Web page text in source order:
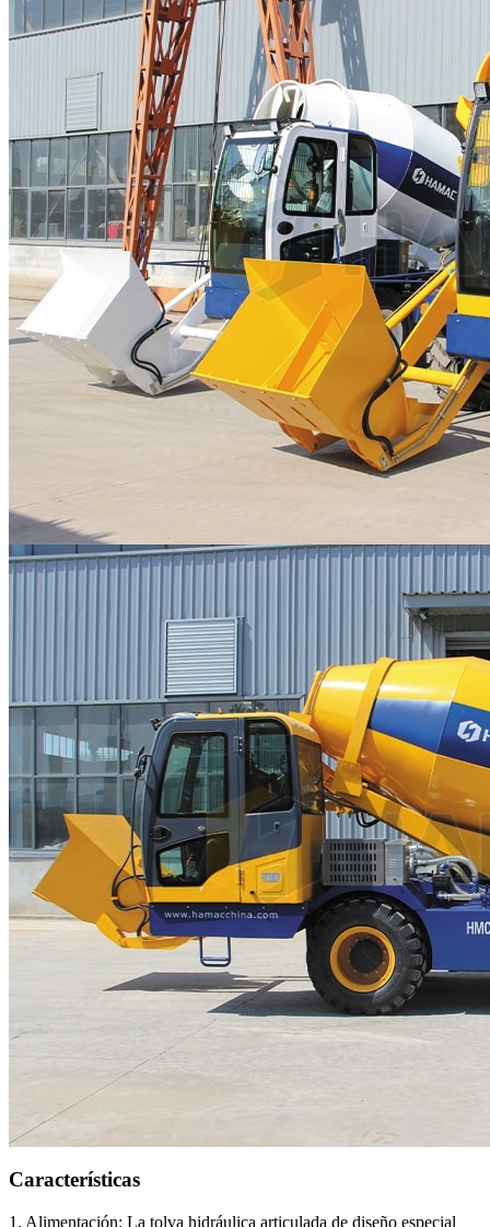
Características
1. Alimentación: La tolva hidráulica articulada de diseño especial